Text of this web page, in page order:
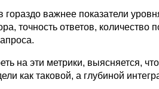
гораздо важнее показатели
точность ответов, количество
на эти метрики, выясняется,
как таковой, а глубиной